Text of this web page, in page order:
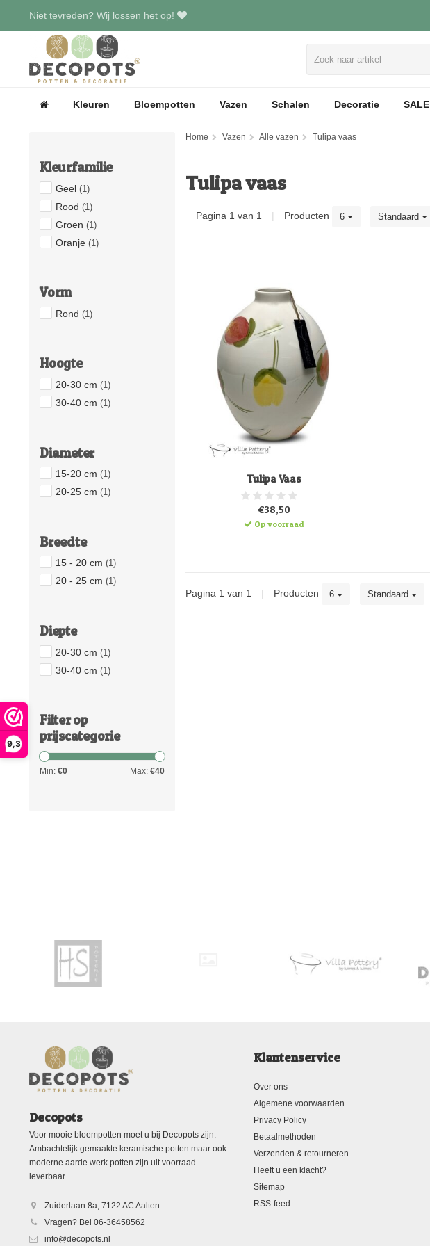
9,3
Niet tevreden? Wij lossen het op!
Kleuren Bloempotten Vazen Schalen Decoratie SALE
Kleurfamilie
Geel (1)
Rood (1)
Groen (1)
Oranje (1)
Vorm
Rond (1)
Hoogte
20-30 cm (1)
30-40 cm (1)
Diameter
15-20 cm (1)
20-25 cm (1)
Breedte
15 - 20 cm (1)
20 - 25 cm (1)
Diepte
20-30 cm (1)
30-40 cm (1)
Filter op
prijscategorie
Min: €0 Max: €40
Home Vazen Alle vazen Tulipa vaas
Tulipa vaas
Pagina 1 van 1 | Producten 6 Standaard
Tulipa Vaas
€38,50
Op voorraad
Pagina 1 van 1 | Producten 6 Standaard
Decopots
Voor mooie bloempotten moet u bij Decopots zijn.
Ambachtelijk gemaakte keramische potten maar ook
moderne aarde werk potten zijn uit voorraad
leverbaar.
Zuiderlaan 8a, 7122 AC Aalten
Vragen? Bel 06-36458562
info@decopots.nl
Klantenservice
Over ons
Algemene voorwaarden
Privacy Policy
Betaalmethoden
Verzenden & retourneren
Heeft u een klacht?
Sitemap
RSS-feed